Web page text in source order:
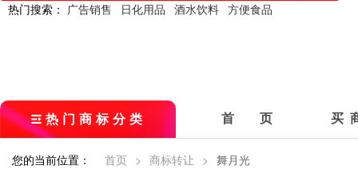
热门搜索： 广告销售 日化用品 酒水饮料 方便食品
热门商标分类 首 页 买
您的当前位置： 首页 > 商标转让 > 舞月光